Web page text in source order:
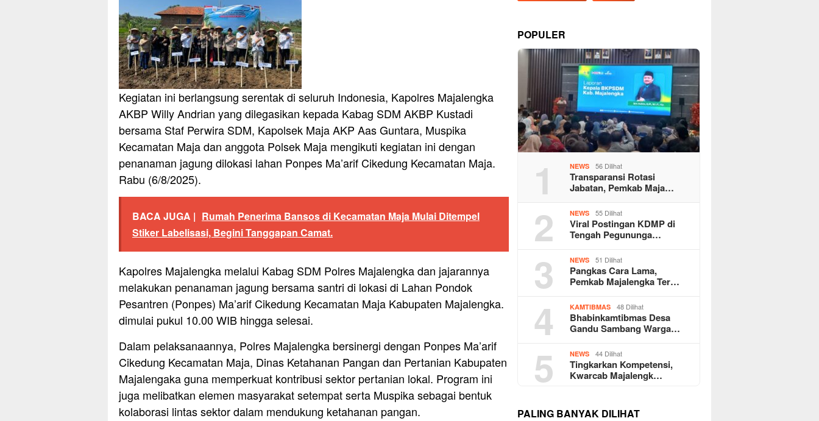
Kegiatan ini berlangsung serentak di seluruh Indonesia, Kapolres Majalengka
AKBP Willy Andrian yang dilegasikan kepada Kabag SDM AKBP Kustadi
bersama Staf Perwira SDM, Kapolsek Maja AKP Aas Guntara, Muspika
Kecamatan Maja dan anggota Polsek Maja mengikuti kegiatan ini dengan
penanaman jagung dilokasi lahan Ponpes Ma’arif Cikedung Kecamatan Maja.
Rabu (6/8/2025).
BACA JUGA | Rumah Penerima Bansos di Kecamatan Maja Mulai Ditempel
Stiker Labelisasi, Begini Tanggapan Camat.
Kapolres Majalengka melalui Kabag SDM Polres Majalengka dan jajarannya
melakukan penanaman jagung bersama santri di lokasi di Lahan Pondok
Pesantren (Ponpes) Ma’arif Cikedung Kecamatan Maja Kabupaten Majalengka.
dimulai pukul 10.00 WIB hingga selesai.
Dalam pelaksanaannya, Polres Majalengka bersinergi dengan Ponpes Ma’arif
Cikedung Kecamatan Maja, Dinas Ketahanan Pangan dan Pertanian Kabupaten
Majalengaka guna memperkuat kontribusi sektor pertanian lokal. Program ini
juga melibatkan elemen masyarakat setempat serta Muspika sebagai bentuk
kolaborasi lintas sektor dalam mendukung ketahanan pangan.
POPULER
1 NEWS 56 Dilihat
Transparansi Rotasi
Jabatan, Pemkab Maja…
2 NEWS 55 Dilihat
Viral Postingan KDMP di
Tengah Pegununga…
3 NEWS 51 Dilihat
Pangkas Cara Lama,
Pemkab Majalengka Ter…
4 KAMTIBMAS 48 Dilihat
Bhabinkamtibmas Desa
Gandu Sambang Warga…
5 NEWS 44 Dilihat
Tingkarkan Kompetensi,
Kwarcab Majalengk…
PALING BANYAK DILIHAT